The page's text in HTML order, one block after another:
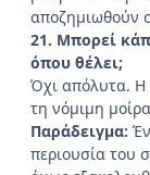
αποζημιωθούν
21. Μπορεί
όπου θέλει;
Όχι απόλυτα. Η
τη νόμιμη
Παράδειγμα:
περιουσία του